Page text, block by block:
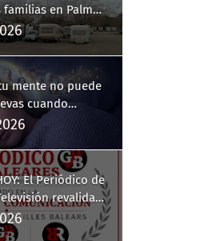
en Palma
un fracaso
mente no puede
cuando
El Periódico de
revalidan
en la Guía de la
Govern de les Illes